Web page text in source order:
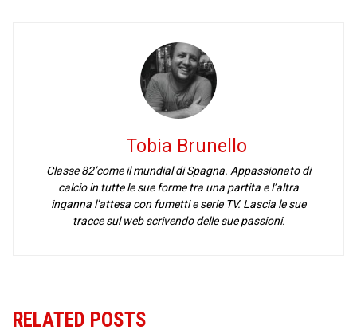
Tobia Brunello
Classe 82’come il mundial di Spagna. Appassionato di
calcio in tutte le sue forme tra una partita e l’altra
inganna l’attesa con fumetti e serie TV. Lascia le sue
tracce sul web scrivendo delle sue passioni.
RELATED POSTS